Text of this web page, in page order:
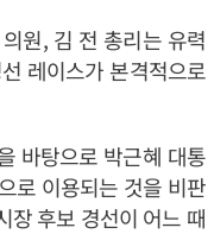
원, 김 전 총리는 유력
레이스가 본격적으로
바탕으로 박근혜 대통
로 이용되는 것을 비판
장 후보 경선이 어느 때